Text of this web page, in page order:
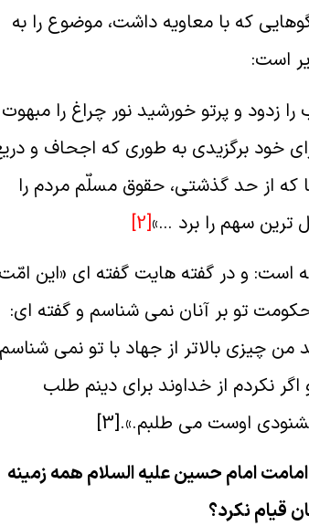
كه با معاويه داشت، موضوع را به
است:
زدود و پرتو خورشيد نور چراغ را مبهوت
خود برگزيدى به طورى كه اجحاف و
از حد گذشتى، حقوق مسلّم مردم را
سهم را برد …»[2]
است: و در گفته هايت گفته اى «اين امّت
حكومت تو بر آنان نمى شناسم و گفته اى:
چيزى بالاتر از جهاد با تو نمى شناسم
نكردم از خداوند براى دينم طلب
اوست مى طلبم.».[3]
امام حسين عليه السلام همه زمينه
قيام نكرد؟